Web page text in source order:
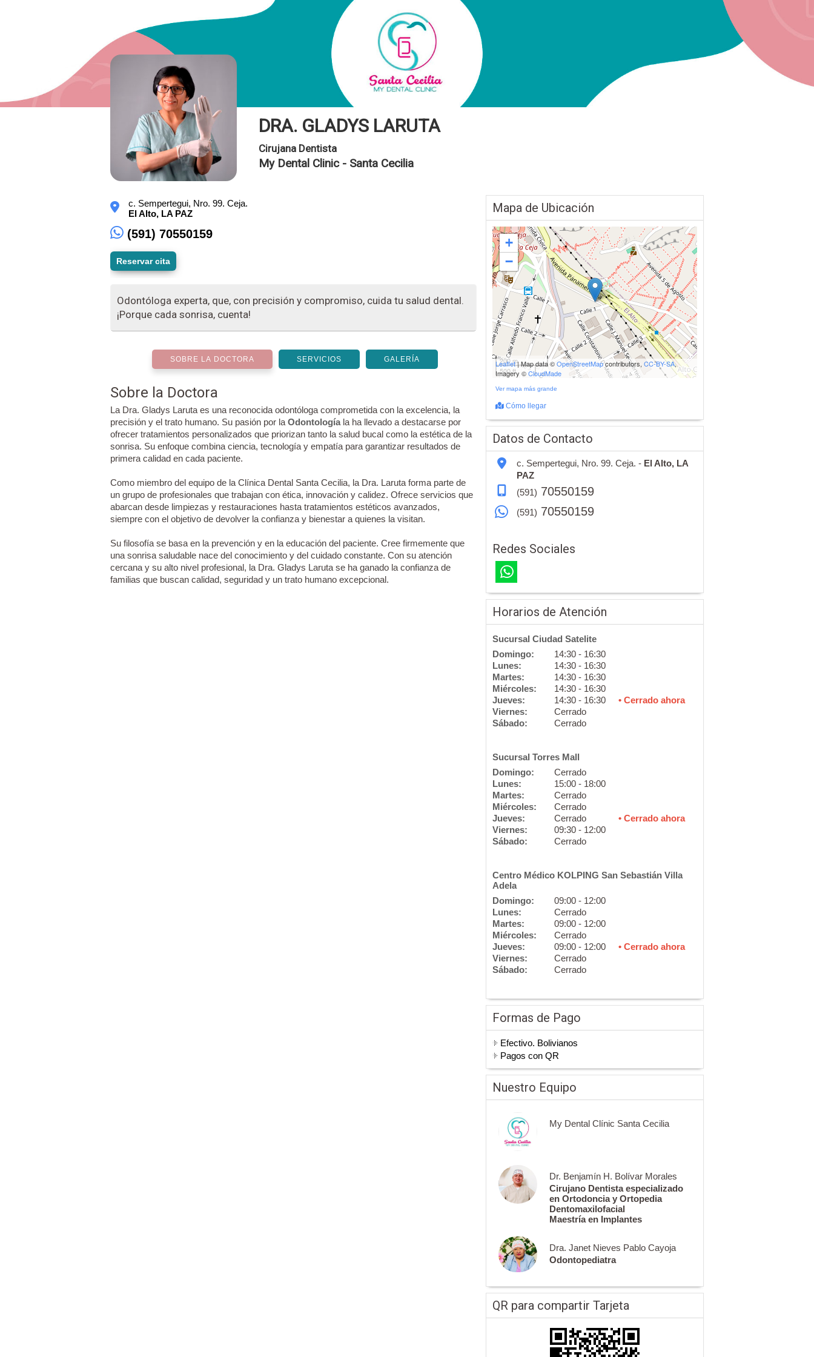
DRA. GLADYS LARUTA
Cirujana Dentista
My Dental Clinic - Santa Cecilia
c. Sempertegui, Nro. 99. Ceja.
El Alto, LA PAZ
(591) 70550159
Reservar cita
Odontóloga experta, que, con precisión y compromiso, cuida tu salud dental.
¡Porque cada sonrisa, cuenta!
SOBRE LA DOCTORA SERVICIOS GALERÍA
Sobre la Doctora
La Dra. Gladys Laruta es una reconocida odontóloga comprometida con la excelencia, la
precisión y el trato humano. Su pasión por laOdontologíala ha llevado a destacarse por
ofrecer tratamientos personalizados que priorizan tanto la salud bucal como la estética de la
sonrisa. Su enfoque combina ciencia, tecnología y empatía para garantizar resultados de
primera calidad en cada paciente.
Como miembro del equipo de la Clínica Dental Santa Cecilia, la Dra. Laruta forma parte de
un grupo de profesionales que trabajan con ética, innovación y calidez. Ofrece servicios que
abarcan desde limpiezas y restauraciones hasta tratamientos estéticos avanzados,
siempre con el objetivo de devolver la confianza y bienestar a quienes la visitan.
Su filosofía se basa en la prevención y en la educación del paciente. Cree firmemente que
una sonrisa saludable nace del conocimiento y del cuidado constante. Con su atención
cercana y su alto nivel profesional, la Dra. Gladys Laruta se ha ganado la confianza de
familias que buscan calidad, seguridad y un trato humano excepcional.
Mapa de Ubicación
+
−
200 m
500 ft
Leaflet| Map data ©OpenStreetMapcontributors, CC-BY-SA,
Imagery ©CloudMade
Ver mapa más grande
Cómo llegar
Datos de Contacto
c. Sempertegui, Nro. 99. Ceja. - El Alto, LA
PAZ
(591) 70550159
(591) 70550159
Redes Sociales
Horarios de Atención
Sucursal Ciudad Satelite
Domingo:
14:30 - 16:30
Lunes:
14:30 - 16:30
Martes:
14:30 - 16:30
Miércoles:
14:30 - 16:30
Jueves:
14:30 - 16:30
• Cerrado ahora
Viernes:
Cerrado
Sábado:
Cerrado
Sucursal Torres Mall
Domingo:
Cerrado
Lunes:
15:00 - 18:00
Martes:
Cerrado
Miércoles:
Cerrado
Jueves:
Cerrado
• Cerrado ahora
Viernes:
09:30 - 12:00
Sábado:
Cerrado
Centro Médico KOLPING San Sebastián Villa
Adela
Domingo:
09:00 - 12:00
Lunes:
Cerrado
Martes:
09:00 - 12:00
Miércoles:
Cerrado
Jueves:
09:00 - 12:00
• Cerrado ahora
Viernes:
Cerrado
Sábado:
Cerrado
Formas de Pago
Efectivo. Bolivianos
Pagos con QR
Nuestro Equipo
My Dental Clínic Santa Cecilia
Dr. Benjamín H. Bolívar Morales
Cirujano Dentista especializado
en Ortodoncia y Ortopedia
Dentomaxilofacial
Maestría en Implantes
Dra. Janet Nieves Pablo Cayoja
Odontopediatra
QR para compartir Tarjeta